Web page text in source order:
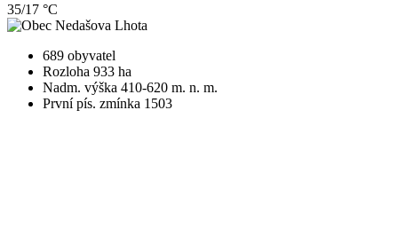
35/17 °C
689 obyvatel
Rozloha 933 ha
Nadm. výška 410-620 m. n. m.
První pís. zmínka 1503